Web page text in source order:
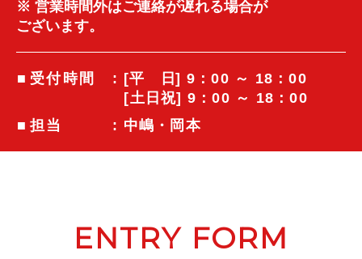
※ 営業時間外はご連絡が遅れる場合が
ございます。
受付時間 : [平日] 9：00 ～ 18：00
[土日祝] 9：00 ～ 18：00
担当
: 中嶋・岡本
ENTRY FORM